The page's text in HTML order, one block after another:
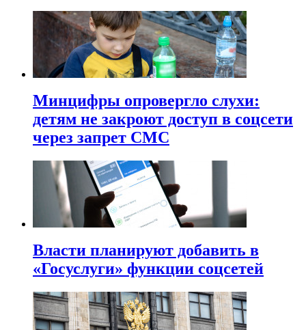
Минцифры опровергло слухи:
детям не закроют доступ в соцсети
через запрет СМС
Власти планируют добавить в
«Госуслуги» функции соцсетей